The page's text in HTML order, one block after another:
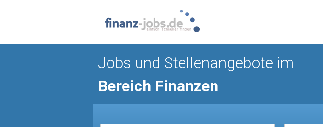
Jobs und Stellenangebote im
Bereich Finanzen